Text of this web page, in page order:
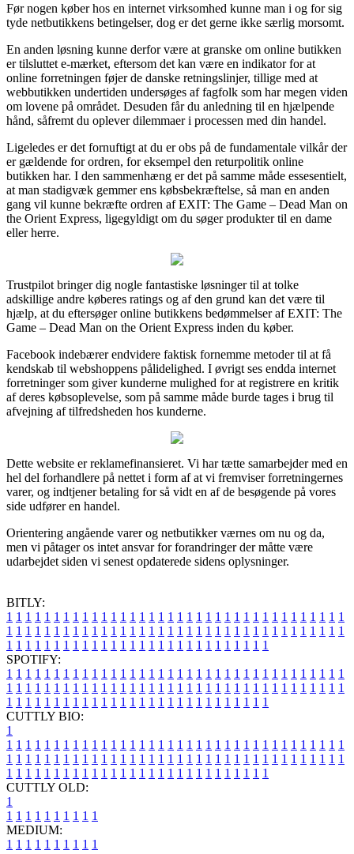
Før nogen køber hos en internet virksomhed kunne man i og for sig
tyde netbutikkens betingelser, dog er det gerne ikke særlig morsomt.
En anden løsning kunne derfor være at granske om online butikken
er tilsluttet e-mærket, eftersom det kan være en indikator for at
online forretningen føjer de danske retningslinjer, tillige med at
webbutikken undertiden undersøges af fagfolk som har megen viden
om lovene på området. Desuden får du anledning til en hjælpende
hånd, såfremt du oplever dilemmaer i processen med din handel.
Ligeledes er det fornuftigt at du er obs på de fundamentale vilkår der
er gældende for ordren, for eksempel den returpolitik online
butikken har. I den sammenhæng er det på samme måde essesentielt,
at man stadigvæk gemmer ens købsbekræftelse, så man en anden
gang vil kunne bekræfte ordren af EXIT: The Game – Dead Man on
the Orient Express, ligegyldigt om du søger produkter til en dame
eller herre.
Trustpilot bringer dig nogle fantastiske løsninger til at tolke
adskillige andre køberes ratings og af den grund kan det være til
hjælp, at du eftersøger online butikkens bedømmelser af EXIT: The
Game – Dead Man on the Orient Express inden du køber.
Facebook indebærer endvidere faktisk fornemme metoder til at få
kendskab til webshoppens pålidelighed. I øvrigt ses endda internet
forretninger som giver kunderne mulighed for at registrere en kritik
af deres købsoplevelse, som på samme måde burde tages i brug til
afvejning af tilfredsheden hos kunderne.
Dette website er reklamefinansieret. Vi har tætte samarbejder med en
hel del forhandlere på nettet i form af at vi fremviser forretningernes
varer, og indtjener betaling for så vidt en af de besøgende på vores
side udfører en handel.
Orientering angående varer og netbutikker værnes om nu og da,
men vi påtager os intet ansvar for forandringer der måtte være
udarbejdet siden vi senest opdaterede sidens oplysninger.
BITLY:
1 1 1 1 1 1 1 1 1 1 1 1 1 1 1 1 1 1 1 1 1 1 1 1 1 1 1 1 1 1 1 1 1 1 1 1
1 1 1 1 1 1 1 1 1 1 1 1 1 1 1 1 1 1 1 1 1 1 1 1 1 1 1 1 1 1 1 1 1 1 1 1
1 1 1 1 1 1 1 1 1 1 1 1 1 1 1 1 1 1 1 1 1 1 1 1 1 1 1 1
SPOTIFY:
1 1 1 1 1 1 1 1 1 1 1 1 1 1 1 1 1 1 1 1 1 1 1 1 1 1 1 1 1 1 1 1 1 1 1 1
1 1 1 1 1 1 1 1 1 1 1 1 1 1 1 1 1 1 1 1 1 1 1 1 1 1 1 1 1 1 1 1 1 1 1 1
1 1 1 1 1 1 1 1 1 1 1 1 1 1 1 1 1 1 1 1 1 1 1 1 1 1 1 1
CUTTLY BIO:
1
1 1 1 1 1 1 1 1 1 1 1 1 1 1 1 1 1 1 1 1 1 1 1 1 1 1 1 1 1 1 1 1 1 1 1 1
1 1 1 1 1 1 1 1 1 1 1 1 1 1 1 1 1 1 1 1 1 1 1 1 1 1 1 1 1 1 1 1 1 1 1 1
1 1 1 1 1 1 1 1 1 1 1 1 1 1 1 1 1 1 1 1 1 1 1 1 1 1 1 1
CUTTLY OLD:
1
1 1 1 1 1 1 1 1 1 1
MEDIUM:
1 1 1 1 1 1 1 1 1 1